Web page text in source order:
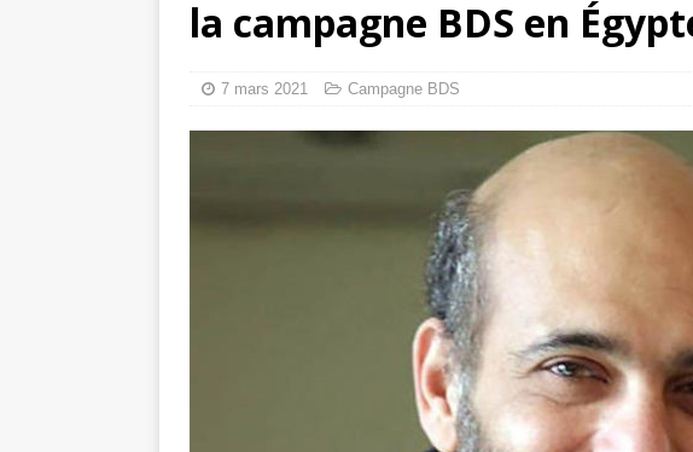
Les Israéliens effacent les preuves du
La promesse que j’ai faite à Ismail al-
la campagne BDS en
7 mars 2021 Campagne BDS